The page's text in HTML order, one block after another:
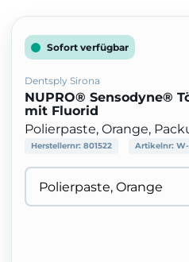
Sofort verfügbar
Dentsply Sirona
NUPRO® Sensodyne®
mit Fluorid
Polierpaste, Orange,
Herstellernr: 801522 Artikelnr: W-